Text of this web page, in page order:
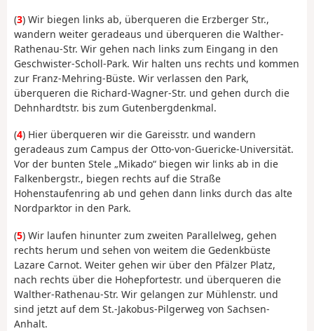
(3) Wir biegen links ab, überqueren die Erzberger Str.,
wandern weiter geradeaus und überqueren die Walther-
Rathenau-Str. Wir gehen nach links zum Eingang in den
Geschwister-Scholl-Park. Wir halten uns rechts und kommen
zur Franz-Mehring-Büste. Wir verlassen den Park,
überqueren die Richard-Wagner-Str. und gehen durch die
Dehnhardtstr. bis zum Gutenbergdenkmal.
(4) Hier überqueren wir die Gareisstr. und wandern
geradeaus zum Campus der Otto-von-Guericke-Universität.
Vor der bunten Stele „Mikado“ biegen wir links ab in die
Falkenbergstr., biegen rechts auf die Straße
Hohenstaufenring ab und gehen dann links durch das alte
Nordparktor in den Park.
(5) Wir laufen hinunter zum zweiten Parallelweg, gehen
rechts herum und sehen von weitem die Gedenkbüste
Lazare Carnot. Weiter gehen wir über den Pfälzer Platz,
nach rechts über die Hohepfortestr. und überqueren die
Walther-Rathenau-Str. Wir gelangen zur Mühlenstr. und
sind jetzt auf dem St.-Jakobus-Pilgerweg von Sachsen-
Anhalt.